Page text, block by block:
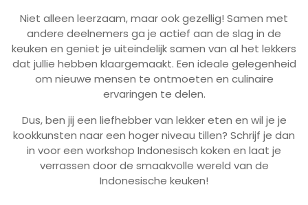
Niet alleen leerzaam, maar ook gezellig! Samen met
andere deelnemers ga je actief aan de slag in de
keuken en geniet je uiteindelijk samen van al het lekkers
dat jullie hebben klaargemaakt. Een ideale gelegenheid
om nieuwe mensen te ontmoeten en culinaire
ervaringen te delen.
Dus, ben jij een liefhebber van lekker eten en wil je je
kookkunsten naar een hoger niveau tillen? Schrijf je dan
in voor een workshop Indonesisch koken en laat je
verrassen door de smaakvolle wereld van de
Indonesische keuken!